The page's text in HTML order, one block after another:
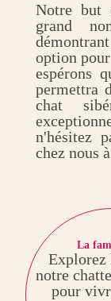
Notre but
grand
option
espérons
permettra
chat
n'hésitez
chez nous
La
Explorez
notre
pour